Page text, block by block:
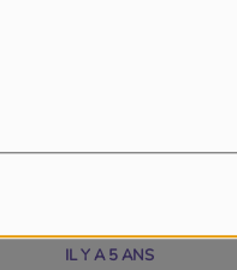
IL Y A 5 ANS